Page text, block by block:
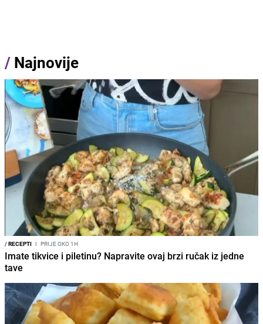
/ Najnovije
/RECEPTI I PRIJE OKO 1H
Imate tikvice i piletinu? Napravite ovaj brzi ručak iz jedne
tave